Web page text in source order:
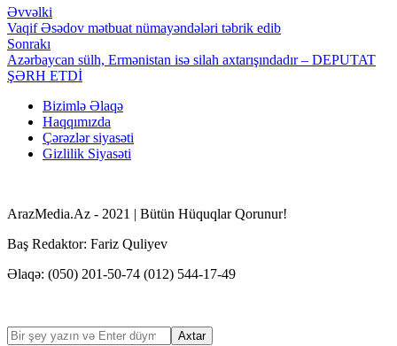
Əvvəlki
Vaqif Əsədov mətbuat nümayəndələri təbrik edib
Sonrakı
Azərbaycan sülh, Ermənistan isə silah axtarışındadır – DEPUTAT
ŞƏRH ETDİ
Bizimlə Əlaqə
Haqqımızda
Çərəzlər siyasəti
Gizlilik Siyasəti
ArazMedia.Az - 2021 | Bütün Hüquqlar Qorunur!
Baş Redaktor: Fariz Quliyev
Əlaqə: (050) 201-50-74 (012) 544-17-49